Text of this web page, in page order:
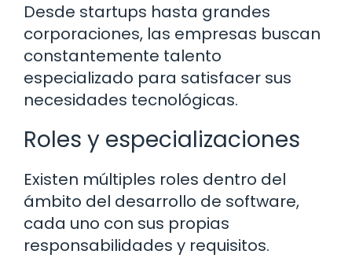
Desde startups hasta grandes
corporaciones, las empresas buscan
constantemente talento
especializado para satisfacer sus
necesidades tecnológicas.
Roles y especializaciones
Existen múltiples roles dentro del
ámbito del desarrollo de software,
cada uno con sus propias
responsabilidades y requisitos.